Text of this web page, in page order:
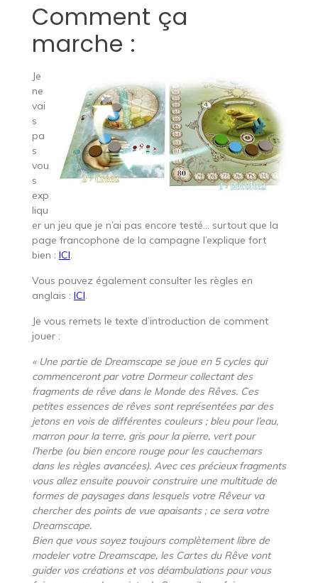
Comment ça
marche :
Je
ne
vai
s
pa
s
vou
s
exp
liqu
er un jeu que je n’ai pas encore testé… surtout que la
page francophone de la campagne l’explique fort
bien : ICI.
Vous pouvez également consulter les règles en
anglais : ICI.
Je vous remets le texte d’introduction de comment
jouer :
« Une partie de Dreamscape se joue en 5 cycles qui
commenceront par votre Dormeur collectant des
fragments de rêve dans le Monde des Rêves. Ces
petites essences de rêves sont représentées par des
jetons en vois de différentes couleurs ; bleu pour l’eau,
marron pour la terre, gris pour la pierre, vert pour
l’herbe (ou bien encore rouge pour les cauchemars
dans les règles avancées). Avec ces précieux fragments
vous allez ensuite pouvoir construire une multitude de
formes de paysages dans lesquels votre Rêveur va
chercher des points de vue apaisants ; ce sera votre
Dreamscape.
Bien que vous soyez toujours complètement libre de
modeler votre Dreamscape, les Cartes du Rêve vont
guider vos créations et vos déambulations pour vous